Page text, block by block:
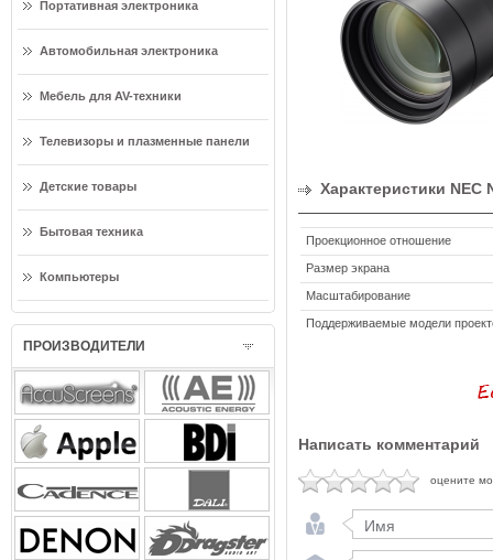
Портативная электроника
Автомобильная электроника
Мебель для AV-техники
Телевизоры и плазменные панели
Детские товары
Бытовая техника
Компьютеры
ПРОИЗВОДИТЕЛИ
Характеристики NEC
Проекционное отношение
Размер экрана
Масштабирование
Поддерживаемые модели
Написать комментарий
оцените